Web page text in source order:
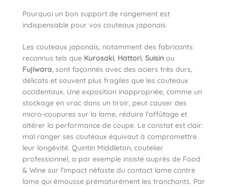
Pourquoi un bon support de rangement est
indispensable pour vos couteaux japonais
Les couteaux japonais, notamment des fabricants
reconnus tels que Kurosaki, Hattori, Suisin ou
Fujiwara, sont façonnés avec des aciers très durs,
délicats et souvent plus fragiles que les couteaux
occidentaux. Une exposition inappropriée, comme un
stockage en vrac dans un tiroir, peut causer des
micro-coupures sur la lame, réduire l’affûtage et
altérer la performance de coupe. Le constat est clair:
mal ranger ses couteaux équivaut à compromettre
leur longévité. Quintin Middleton, coutelier
professionnel, a par exemple insisté auprès de Food
& Wine sur l’impact néfaste du contact lame contre
lame qui émousse prématurément les tranchants. Par